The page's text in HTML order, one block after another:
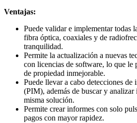
Ventajas:
Puede validar e implementar todas
fibra óptica, coaxiales y de
tranquilidad.
Permite la actualización a nuevas
con licencias de software, lo que le
de propiedad inmejorable.
Puede llevar a cabo detecciones de
(PIM), además de buscar y analizar
misma solución.
Permite crear informes con solo
pagos con mayor rapidez.